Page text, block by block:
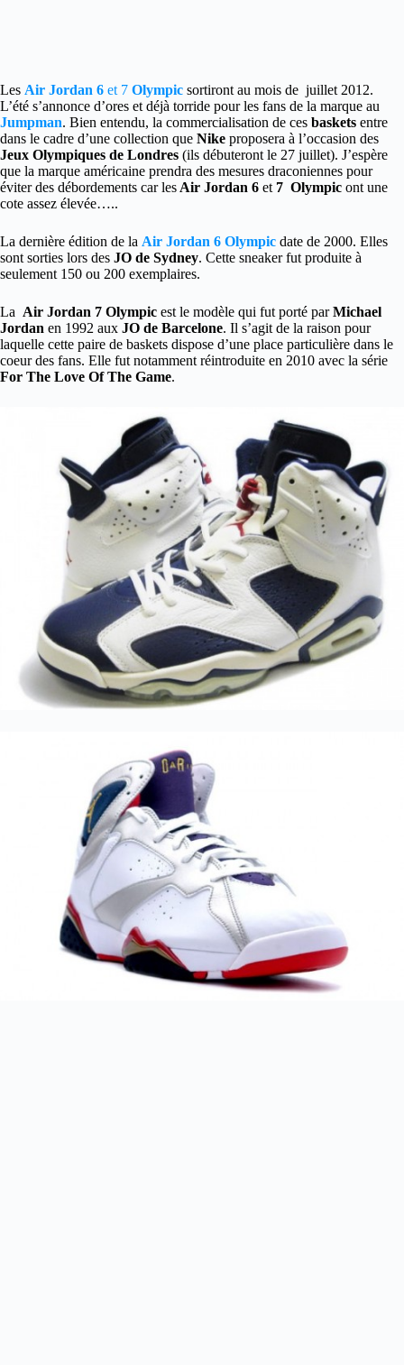
Les Air Jordan 6 et 7 Olympic sortiront au mois de juillet 2012.
L’été s’annonce d’ores et déjà torride pour les fans de la marque au
Jumpman. Bien entendu, la commercialisation de ces baskets entre
dans le cadre d’une collection que Nike proposera à l’occasion des
Jeux Olympiques de Londres (ils débuteront le 27 juillet). J’espère
que la marque américaine prendra des mesures draconiennes pour
éviter des débordements car les Air Jordan 6 et 7 Olympic ont une
cote assez élevée…..
La dernière édition de la Air Jordan 6 Olympic date de 2000. Elles
sont sorties lors des JO de Sydney. Cette sneaker fut produite à
seulement 150 ou 200 exemplaires.
La Air Jordan 7 Olympic est le modèle qui fut porté parMichael
Jordan en 1992 aux JO de Barcelone. Il s’agit de la raison pour
laquelle cette paire de baskets dispose d’une place particulière dans le
coeur des fans. Elle fut notamment réintroduite en 2010 avec la série
For The Love Of The Game.